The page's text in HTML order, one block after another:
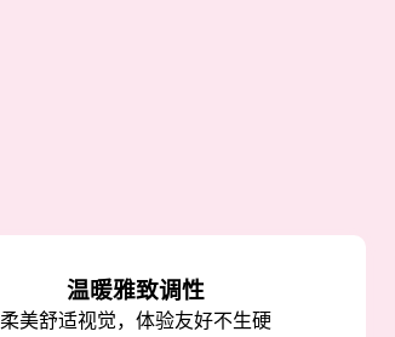
温暖雅致调性
柔美舒适视觉，体验友好不生硬